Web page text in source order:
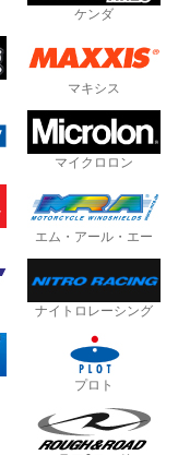
ケンダ
マキシス
マイクロロン
エム・アール・エー
ナイトロレーシング
プロト